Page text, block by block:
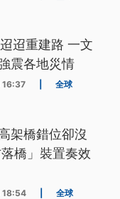
迢重建路 一文
震各地災情
全球
架橋錯位卻沒
橋」裝置奏效
全球